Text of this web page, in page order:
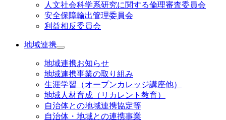
人文社会科学系研究に関する倫理審査委員会
安全保障輸出管理委員会
利益相反委員会
地域連携
地域連携お知らせ
地域連携事業の取り組み
生涯学習（オープンカレッジ講座他）
地域人材育成（リカレント教育）
自治体との地域連携協定等
自治体・地域との連携事業